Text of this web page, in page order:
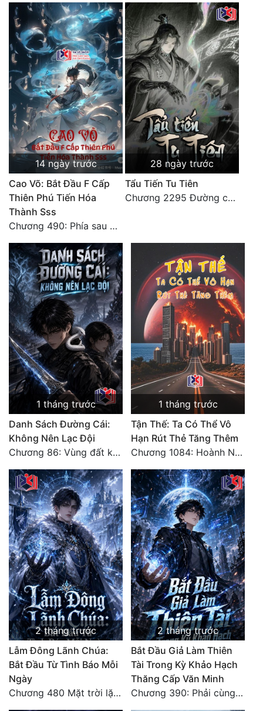
14 ngày trước
Cao Võ: Bắt Đầu F Cấp
Thiên Phú Tiến Hóa
Thành Sss
Chương 490: Phía sau màn hắc thủ!
28 ngày trước
Tẩu Tiến Tu Tiên
Chương 2295 Đường còn rất dài đâu 【 đại kết cục 】
1 tháng trước
Danh Sách Đường Cái:
Không Nên Lạc Đội
Chương 86: Vùng đất không cửa
1 tháng trước
Tận Thế: Ta Có Thể Vô
Hạn Rút Thẻ Tăng Thêm
Chương 1084: Hoành Nhập Vi Quan
2 tháng trước
Lẫm Đông Lãnh Chúa:
Bắt Đầu Từ Tình Báo Mỗi
Ngày
Chương 480 Mặt trời lặn núi (Đại kết cục)
2 tháng trước
Bắt Đầu Giả Làm Thiên
Tài Trong Kỳ Khảo Hạch
Thăng Cấp Văn Minh
Chương 390: Phải cùng nhau gánh